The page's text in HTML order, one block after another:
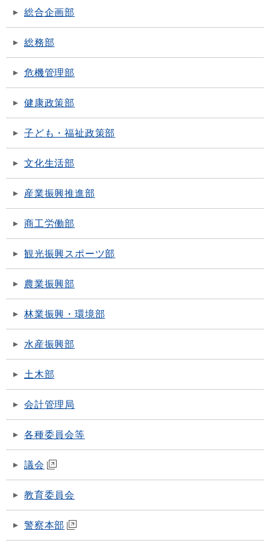
総合企画部
総務部
危機管理部
健康政策部
子ども・福祉政策部
文化生活部
産業振興推進部
商工労働部
観光振興スポーツ部
農業振興部
林業振興・環境部
水産振興部
土木部
会計管理局
各種委員会等
議会
教育委員会
警察本部